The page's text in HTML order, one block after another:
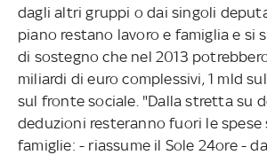
dagli altri gruppi o dai singoli
piano restano lavoro e famiglia e si
di sostegno che nel 2013
miliardi di euro complessivi, 1 mld
sul fronte sociale. "Dalla stretta su
deduzioni resteranno fuori le
famiglie: - riassume il Sole 24ore -